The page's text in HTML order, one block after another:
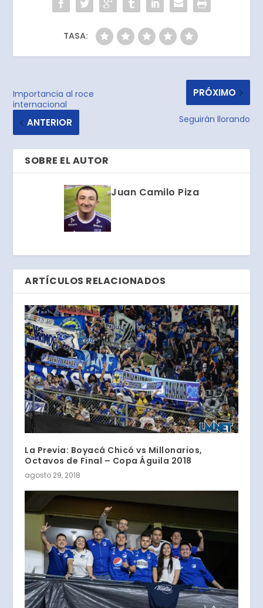
TASA:
Importancia al roce
internacional
ANTERIOR
PRÓXIMO
Seguirán llorando
SOBRE EL AUTOR
Juan Camilo Piza
ARTÍCULOS RELACIONADOS
La Previa: Boyacá Chicó vs Millonarios,
Octavos de Final – Copa Águila 2018
agosto 29, 2018